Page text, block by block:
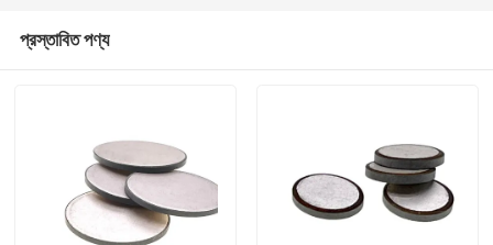
প্রস্তাবিত পণ্য